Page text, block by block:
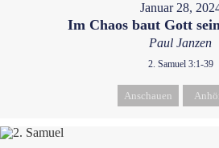
Januar 28,
Im Chaos baut Gott
Paul Janzen
2. Samuel 3:1-39
Anschauen